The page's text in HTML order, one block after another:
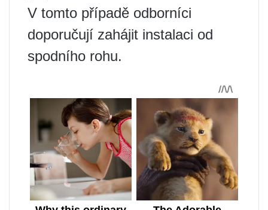
V tomto případě odborníci
doporučují zahájit instalaci od
spodního rohu.